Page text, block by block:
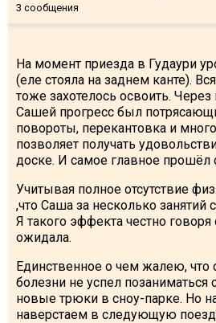
3 сообщения
На момент приезда в Гудаури
(еле стояла на заднем канте).
тоже захотелось освоить. Через
Сашей прогресс был
повороты, перекантовка и
позволяет получать
доске. И самое главное прошёл
Учитывая полное отсутствие
,что Саша за несколько
Я такого эффекта честно говоря
ожидала.
Единственное о чем жалею, что
болезни не успел позаниматься
новые трюки в сноу-парке. Но
наверстаем в следующую